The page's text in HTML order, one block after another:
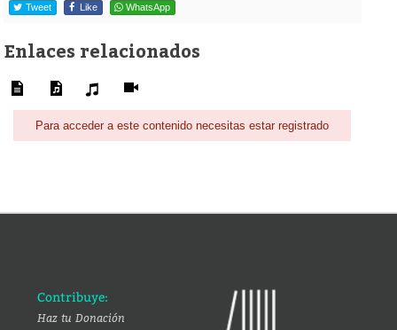
Tweet Like WhatsApp
Enlaces relacionados
Para acceder a este contenido necesitas estar registrado
Contribuye:
Haz tu Donación